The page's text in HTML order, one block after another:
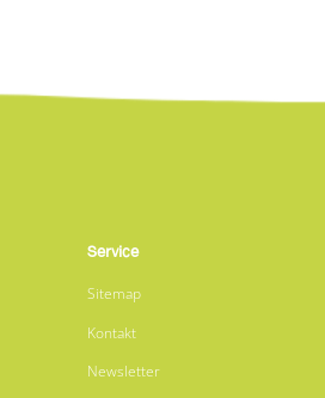
Service
Sitemap
Kontakt
Newsletter